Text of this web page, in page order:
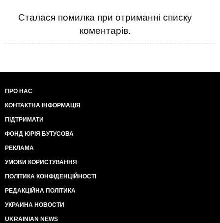
Сталася помилка при отриманні списку
коментарів.
ПРО НАС
КОНТАКТНА ІНФОРМАЦІЯ
ПІДТРИМАТИ
ФОНД ЮРІЯ БУТУСОВА
РЕКЛАМА
УМОВИ КОРИСТУВАННЯ
ПОЛІТИКА КОНФІДЕНЦІЙНОСТІ
РЕДАКЦІЙНА ПОЛІТИКА
УКРАИНА НОВОСТИ
UKRAINIAN NEWS